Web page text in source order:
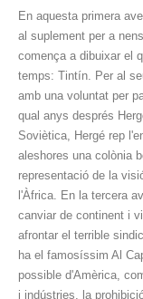
En aquesta primera
al suplement per a
comença a dibuixar el
temps: Tintín. Per al
amb una voluntat per
qual anys després
Soviètica, Hergé rep
aleshores una colònia
representació de la
l'Àfrica. En la tercera
canviar de continent i
afrontar el terrible
ha el famosíssim Al
possible d'Amèrica,
i indústries, la